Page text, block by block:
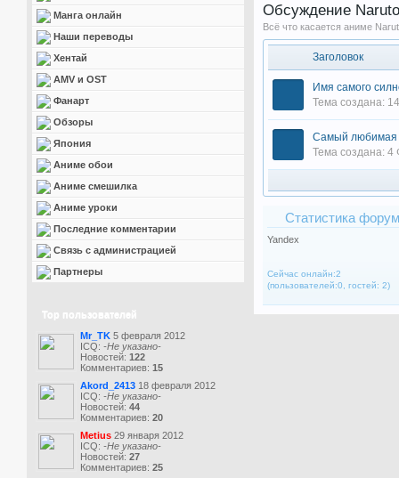
Манга онлайн
Наши переводы
Хентай
AMV и OST
Фанарт
Обзоры
Япония
Аниме обои
Аниме смешилка
Аниме уроки
Последние комментарии
Связь с администрацией
Партнеры
Top пользователей
Mr_TK 5 февраля 2012
ICQ: -Не указано-
Новостей: 122
Комментариев: 15
Akord_2413 18 февраля 2012
ICQ: -Не указано-
Новостей: 44
Комментариев: 20
Metius 29 января 2012
ICQ: -Не указано-
Новостей: 27
Комментариев: 25
Обсуждение Naruto
Всё что касается аниме
Заголовок
Имя самого
Тема создана:
Самый любимая
Тема создана: 4
Статистика
Yandex
Сейчас онлайн:2
(пользователей:0, гостей: 2)